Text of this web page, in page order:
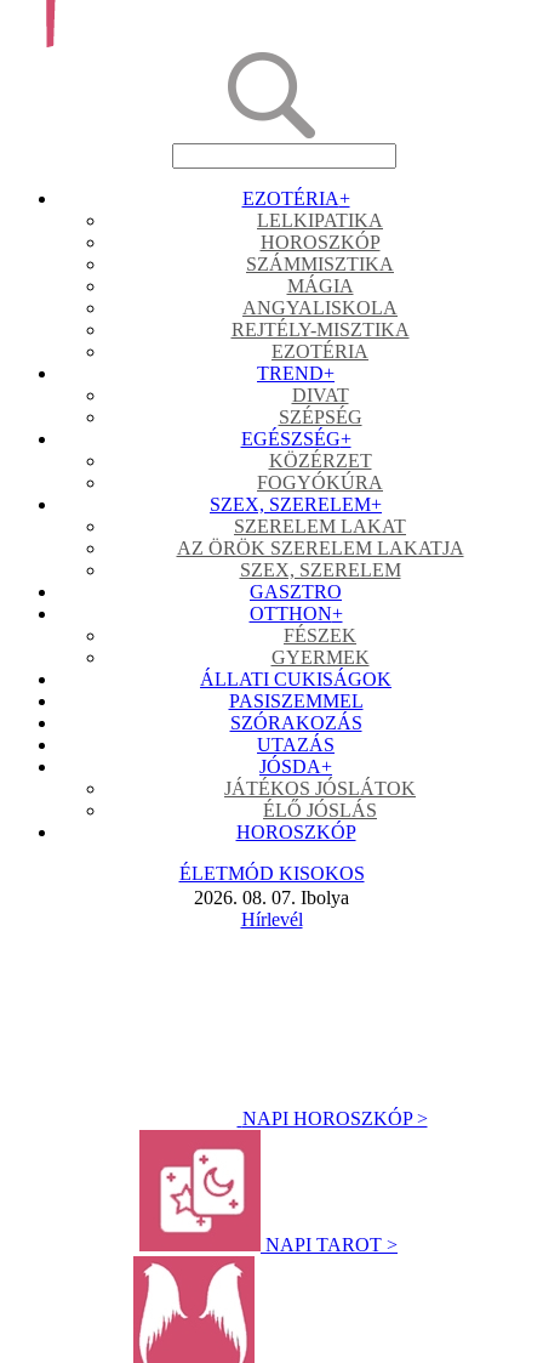
EZOTÉRIA+
LELKIPATIKA
HOROSZKÓP
SZÁMMISZTIKA
MÁGIA
ANGYALISKOLA
REJTÉLY-MISZTIKA
EZOTÉRIA
TREND+
DIVAT
SZÉPSÉG
EGÉSZSÉG+
KÖZÉRZET
FOGYÓKÚRA
SZEX, SZERELEM+
SZERELEM LAKAT
AZ ÖRÖK SZERELEM LAKATJA
SZEX, SZERELEM
GASZTRO
OTTHON+
FÉSZEK
GYERMEK
ÁLLATI CUKISÁGOK
PASISZEMMEL
SZÓRAKOZÁS
UTAZÁS
JÓSDA+
JÁTÉKOS JÓSLÁTOK
ÉLŐ JÓSLÁS
HOROSZKÓP
ÉLETMÓD KISOKOS
2026. 08. 07. Ibolya
Hírlevél
NAPI HOROSZKÓP >
NAPI TAROT >